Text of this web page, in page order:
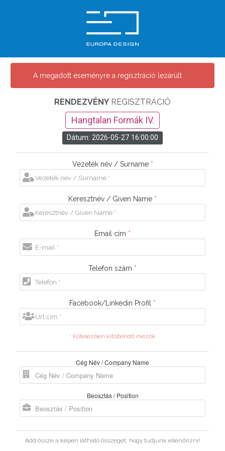
A megadott eseményre a regisztráció lezárúlt
RENDEZVÉNY REGISZTRÁCIÓ
Hangtalan Formák IV.
Dátum: 2026-05-27 16:00:00
Vezeték név / Surname *
Keresztnév / Given Name *
Email cím *
Telefon szám *
Facebook/Linkedin Profil *
* Kötelezően kitöltendő mezők
Cég Név / Company Name
Beosztás / Position
Add össze a képen látható összeget, hogy tudjunk ellenőrizni!